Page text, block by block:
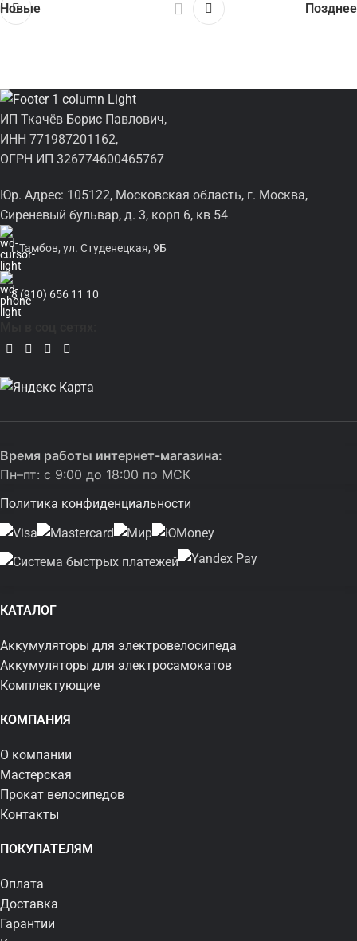
Новые Позднее
ИП Ткачёв Борис Павлович,
ИНН 771987201162,
ОГРН ИП 326774600465767
Юр. Адрес: 105122, Московская область, г. Москва,
Сиреневый бульвар, д. 3, корп 6, кв 54
г.Тамбов, ул. Студенецкая, 9Б
8 (910) 656 11 10
Время работы интернет-магазина:
Пн–пт: с 9:00 до 18:00 по МСК
Политика конфиденциальности
КАТАЛОГ
Аккумуляторы для электровелосипеда
Аккумуляторы для электросамокатов
Комплектующие
КОМПАНИЯ
О компании
Мастерская
Прокат велосипедов
Контакты
ПОКУПАТЕЛЯМ
Оплата
Доставка
Гарантии